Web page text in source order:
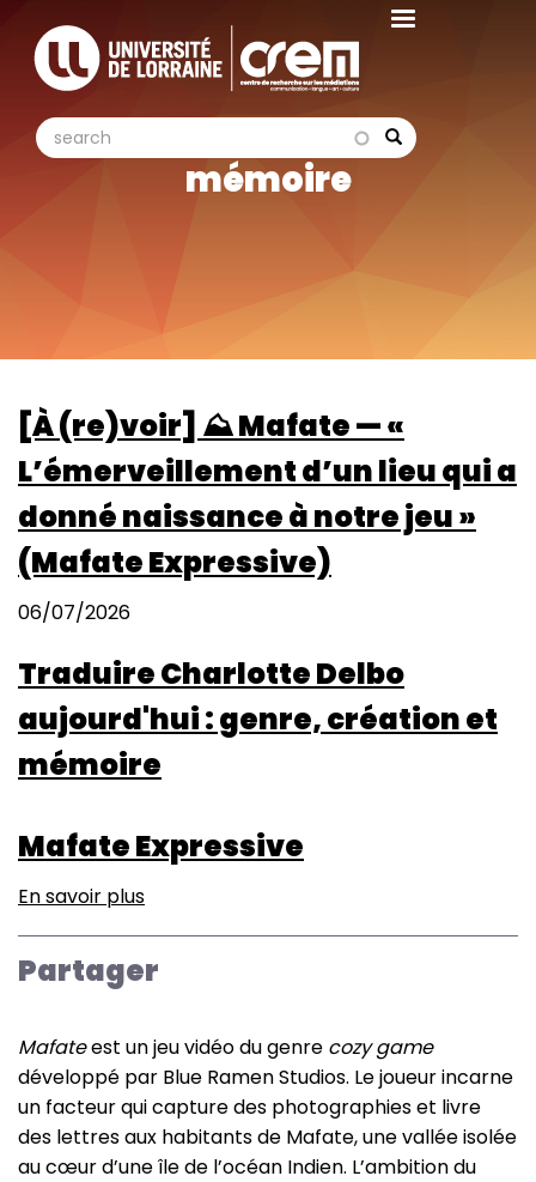
contenu
Search
search search
mémoire
[À (re)voir] ⛰️ Mafate — «
L’émerveillement d’un lieu qui a
donné naissance à notre jeu »
(Mafate Expressive)
06/07/2026
Traduire Charlotte Delbo
aujourd'hui : genre, création et
mémoire
Mafate Expressive
En savoir plus
Partager
Mafateest un jeu vidéo du genre cozy game
développé par Blue Ramen Studios. Le joueur incarne
un facteur qui capture des photographies et livre
des lettres aux habitants de Mafate, une vallée isolée
au cœur d’une île de l’océan Indien. L’ambition du